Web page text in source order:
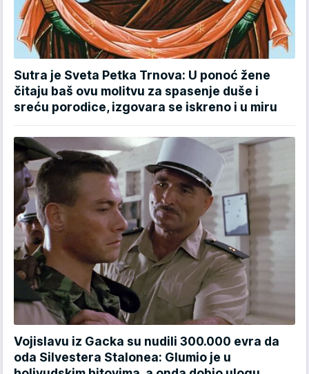
Sutra je Sveta Petka Trnova: U ponoć žene
čitaju baš ovu molitvu za spasenje duše i
sreću porodice, izgovara se iskreno i u miru
Vojislavu iz Gacka su nudili 300.000 evra da
oda Silvestera Stalonea: Glumio je u